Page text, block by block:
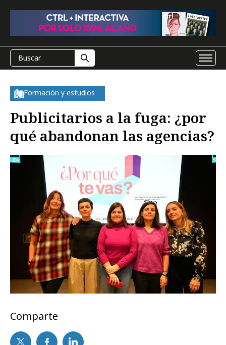
Formación y estudios
Publicitarios a la fuga: ¿por
qué abandonan las agencias?
Comparte